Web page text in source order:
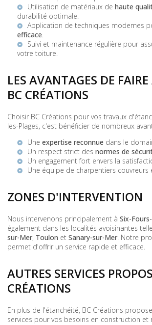
Utilisation de matériaux de haute
durabilité optimale.
Application de techniques modernes
efficace.
Suivi et maintenance régulière pour
votre toiture.
LES AVANTAGES DE
BC CRÉATIONS
Choisir BC Créations pour vos travaux
les-Plages, c'est bénéficier de nombreux
Une expertise reconnue dans le
Un respect strict des normes de
Un engagement fort envers la
Une équipe de charpentiers couvreurs
ZONES D'INTERVENTION
Nous intervenons principalement à Six-
également dans les localités avoisinantes
sur-Mer, Toulon et Sanary-sur-Mer. Notre
permet d'offrir un service rapide et efficace.
AUTRES SERVICES
CRÉATIONS
En plus de l'étanchéité, BC Créations
services pour vos besoins en construction et